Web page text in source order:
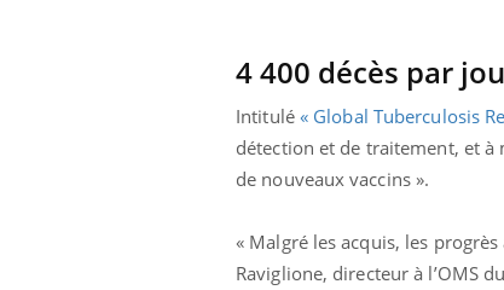
4 400 décès par
Intitulé « Global Tuberculosis
détection et de traitement, et
de nouveaux vaccins ».
« Malgré les acquis, les
Raviglione, directeur à l’OMS
les réactions sévères
Comment gérer le
sommeil des enfants en
Bilan prévention : ce que
les kinés pourront
bientôt faire